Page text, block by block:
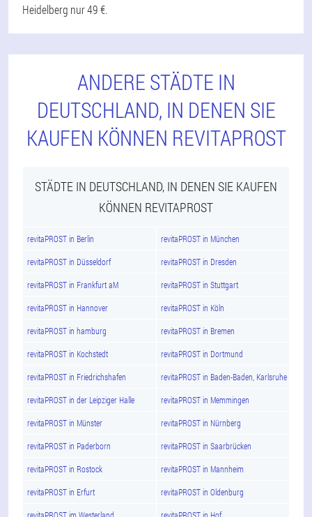
Heidelberg nur 49 €.
ANDERE STÄDTE IN
DEUTSCHLAND, IN DENEN SIE
KAUFEN KÖNNEN REVITAPROST
STÄDTE IN DEUTSCHLAND, IN DENEN SIE KAUFEN
KÖNNEN REVITAPROST
revitaPROST in Berlin revitaPROST in München
revitaPROST in Düsseldorf revitaPROST in Dresden
revitaPROST in Frankfurt aM revitaPROST in Stuttgart
revitaPROST in Hannover revitaPROST in Köln
revitaPROST in hamburg revitaPROST in Bremen
revitaPROST in Kochstedt revitaPROST in Dortmund
revitaPROST in Friedrichshafen revitaPROST in Baden-Baden, Karlsruhe
revitaPROST in der Leipziger Halle revitaPROST in Memmingen
revitaPROST in Münster revitaPROST in Nürnberg
revitaPROST in Paderborn revitaPROST in Saarbrücken
revitaPROST in Rostock revitaPROST in Mannheim
revitaPROST in Erfurt revitaPROST in Oldenburg